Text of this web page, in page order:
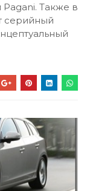
Также в
серийный